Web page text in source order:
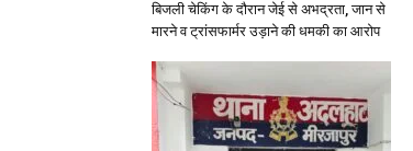
बिजली चेकिंग के दौरान जेई से अभद्रता, जान से
मारने व ट्रांसफार्मर उड़ाने की धमकी का आरोप